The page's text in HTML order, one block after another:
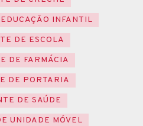
INFANTIL
DE ESCOLA
DE FARMÁCIA
DE PORTARIA
DE SAÚDE
UNIDADE MÓVEL